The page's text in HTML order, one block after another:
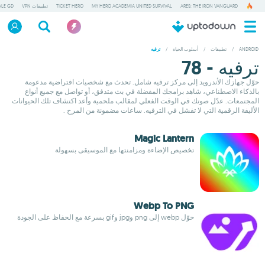
ARES: THE IRON VANGUARD
MY HERO ACADEMIA UNITED SURVIVAL
TICKET HERO تطبيقات VPN GD
ANDROID
/ تطبيقات / أسلوب الحياة / ترفيه
ترفيه - 78
حوّل جهازك الأندرويد إلى مركز ترفيه شامل. تحدث مع شخصيات افتراضية مدعومة
بالذكاء الاصطناعي، شاهد برامجك المفضلة في بث متدفق، أو تواصل مع جميع أنواع
المجتمعات. عدّل صوتك في الوقت الفعلي لمقالب ملحمية وأعد اكتشاف تلك الحيوانات
الأليفة الرقمية التي لا تفشل في الترفيه. ساعات مضمونة من المرح .
Magic Lantern
تخصيص الإضاءة ومزامنتها مع الموسيقى بسهولة
Webp To PNG
حوّل webp إلى png وjpg وgif بسرعة مع الحفاظ على الجودة